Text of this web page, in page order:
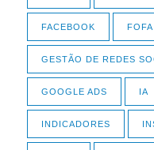
FACEBOOK FOFA
GESTÃO DE REDES
GOOGLE ADS IA
INDICADORES